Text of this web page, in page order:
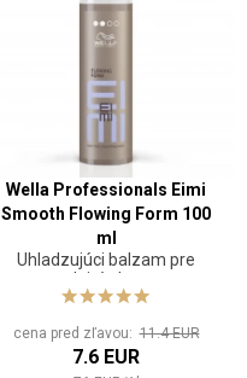
Wella Professionals Eimi
Smooth Flowing Form 100
ml
Uhladzujúci balzam pre
vlnité vlasy
cena pred zľavou:11.4 EUR
7.6 EUR